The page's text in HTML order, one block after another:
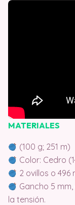
MATERIALES
(100 g; 251 m)
Color: Cedro
2 ovillos o 496
Gancho 5
la tensión.